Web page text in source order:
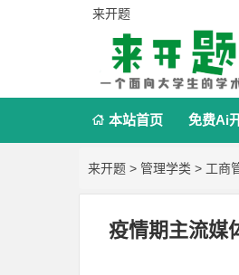
来开题
 本站首页 免费Ai
来开题 > 管理学类 > 工商
疫情期主流媒